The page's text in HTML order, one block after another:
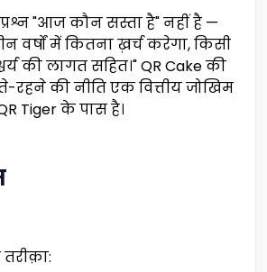
"आज कौन सस्ता है" नहीं है —
वर्षों में कितना ख़र्च करेगा, किसी
की लागत सहित।" QR Cake की
की नीति एक वित्तीय जोखिम
Tiger के पास है।